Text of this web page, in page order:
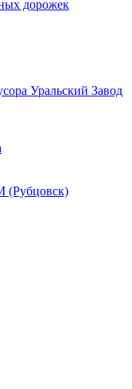
дорожек
Уральский Завод
(Рубцовск)